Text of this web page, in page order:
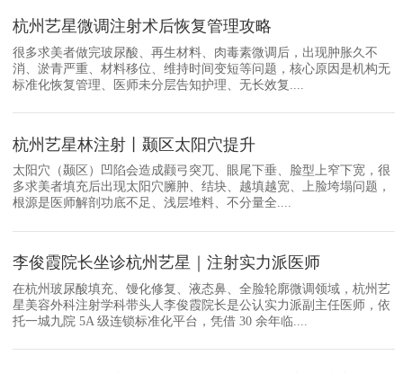
杭州艺星微调注射术后恢复管理攻略
很多求美者做完玻尿酸、再生材料、肉毒素微调后，出现肿胀久不
消、淤青严重、材料移位、维持时间变短等问题，核心原因是机构无
标准化恢复管理、医师未分层告知护理、无长效复....
杭州艺星林注射丨颞区太阳穴提升
太阳穴（颞区）凹陷会造成颧弓突兀、眼尾下垂、脸型上窄下宽，很
多求美者填充后出现太阳穴臃肿、结块、越填越宽、上脸垮塌问题，
根源是医师解剖功底不足、浅层堆料、不分量全....
李俊霞院长坐诊杭州艺星｜注射实力派医师
在杭州玻尿酸填充、馒化修复、液态鼻、全脸轮廓微调领域，杭州艺
星美容外科注射学科带头人李俊霞院长是公认实力派副主任医师，依
托一城九院 5A 级连锁标准化平台，凭借 30 余年临....